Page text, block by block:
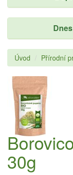
Úvod Přírodní
30g